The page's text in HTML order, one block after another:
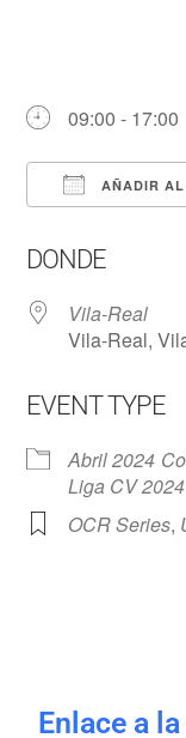
09:00 - 17:00
AÑADIR
DONDE
Vila-Real
Vila-Real,
EVENT TYPE
Abril 2024
Liga CV 2024
OCR Series,
Enlace a